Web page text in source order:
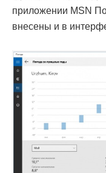
приложении MSN
внесены и в